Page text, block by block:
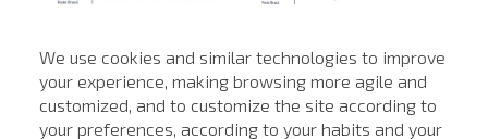
We use cookies and similar technologies to improve
your experience, making browsing more agile and
customized, and to customize the site according to
your preferences, according to your habits and your